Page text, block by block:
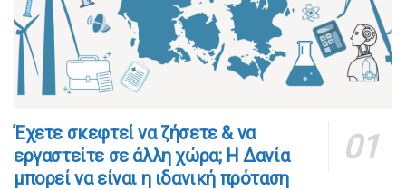
​​Έχετε σκεφτεί να ζήσετε & να
εργαστείτε σε άλλη χώρα; Η Δανία
μπορεί να είναι η ιδανική πρόταση